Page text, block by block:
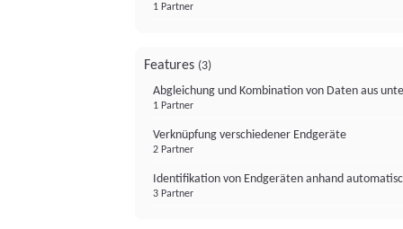
1 Partner
Features (3)
Abgleichung und Kombination von Daten aus
1 Partner
Verknüpfung verschiedener Endgeräte
2 Partner
Identifikation von Endgeräten anhand
3 Partner